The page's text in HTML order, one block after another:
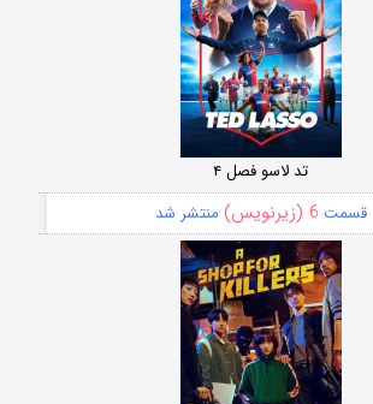
تد لاسو فصل ۴
قسمت 6 (زیرنویس) منتشر شد